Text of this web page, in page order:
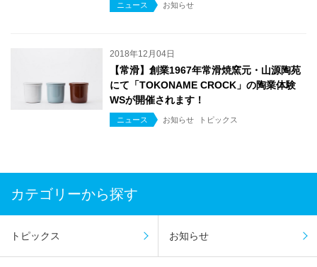
ニュース お知らせ
2018年12月04日
【常滑】創業1967年常滑焼窯元・山源陶苑
にて「TOKONAME CROCK」の陶業体験
WSが開催されます！
ニュース お知らせ トピックス
カテゴリーから探す
トピックス お知らせ